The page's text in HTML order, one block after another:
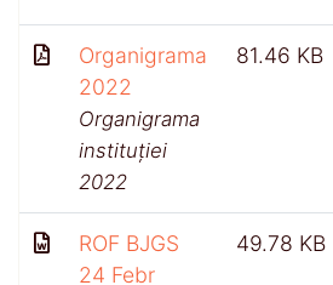
Organigrama
2022
Organigrama
instituției
2022
81.46 KB
ROF BJGS
24 Febr
49.78 KB